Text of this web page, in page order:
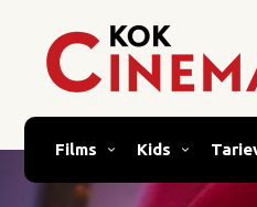
Films Kids